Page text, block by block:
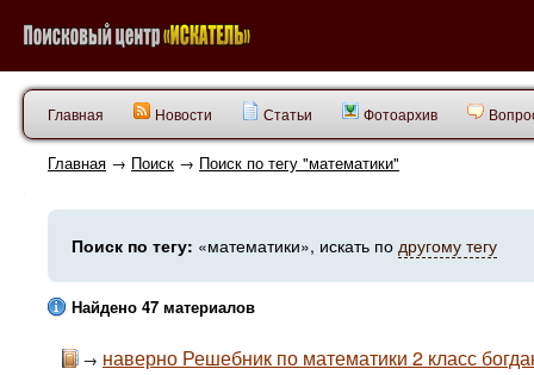
Главная Новости Статьи Фотоархив
Главная → Поиск → Поиск по тегу "математики"
Поиск по тегу: «математики», искать по другому тегу
Найдено 47 материалов
→ наверно Решебник по математики 2 класс